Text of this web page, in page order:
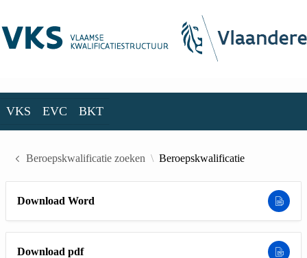
VKS EVC BKT
Beroepskwalificatie zoeken Beroepskwalificatie
Download Word
Download pdf